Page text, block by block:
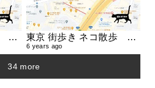
東京 街歩き ネコ散歩 A cat roams Tokyo. 東京 街歩き ネコ散歩 A cat roams Tokyo.
6 years ago
34 more